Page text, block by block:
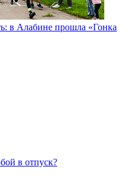
в Алабине прошла «Гонка
в отпуск?